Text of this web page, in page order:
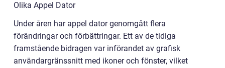
Olika Appel Dator
Under åren har appel dator genomgått flera
förändringar och förbättringar. Ett av de tidiga
framstående bidragen var införandet av grafisk
användargränssnitt med ikoner och fönster, vilket